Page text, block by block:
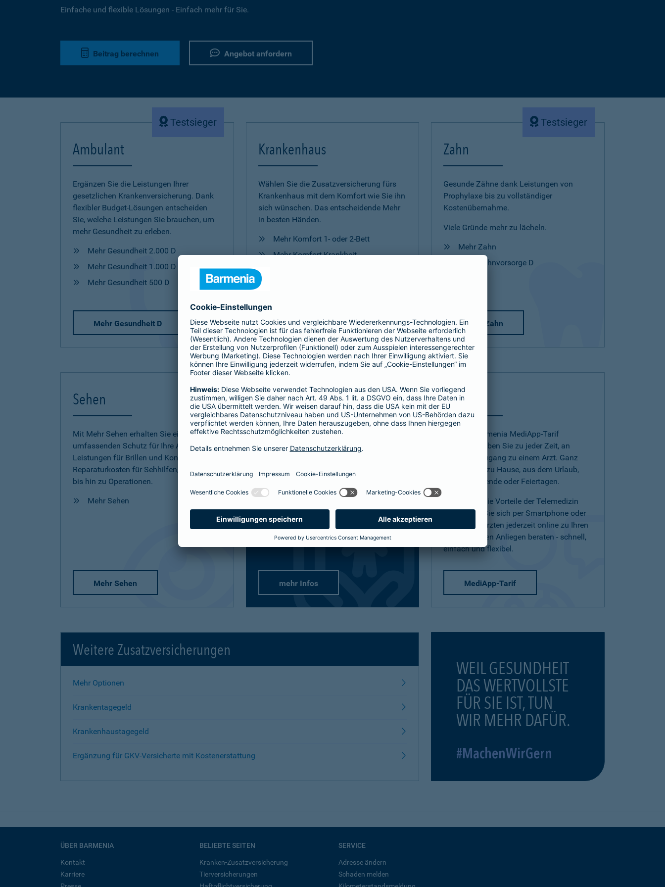
Einfache und flexible Lösungen - Einfach mehr für Sie.
Beitrag berechnen Angebot anfordern
Testsieger
Ambulant
Ergänzen Sie die Leistungen Ihrer
gesetzlichen Krankenversicherung. Dank
flexibler Budget-Lösungen entscheiden
Sie, welche Leistungen Sie brauchen, um
mehr Gesundheit zu erleben.
Mehr Gesundheit 2.000 D
Mehr Gesundheit 1.000 D
Mehr Gesundheit 500 D
Mehr Gesundheit D
Krankenhaus
Wählen Sie die Zusatzversicherung fürs
Krankenhaus mit dem Komfort wie Sie ihn
sich wünschen. Das entscheidende Mehr
in besten Händen.
Mehr Komfort 1- oder 2-Bett
Mehr Komfort Krankheit
Mehr Komfort
Testsieger
Zahn
Gesunde Zähne dank Leistungen von
Prophylaxe bis zu vollständiger
Kostenübernahme.
Viele Gründe mehr zu lächeln.
Mehr Zahn
Mehr Zahnvorsorge D
Mehr Zahn
Sehen
Mit Mehr Sehen erhalten Sie einen
umfassenden Schutz für Ihre Augen inkl.
Leistungen für Brillen und Kontaktlinsen,
Reparaturkosten für Sehhilfen, Vorsorge
bis hin zu Operationen.
Mehr Sehen
Mehr Sehen
Versicherungen für Kinder
Jedes Kind ist einzigartig. Damit es
definitiv den bestmöglichen Schutz
vielfältig und flexibel.
Passend-für-Kinder-Schutz: Wählen Sie
stellen Sie sich gezielt die Produkte
zusammen.
mehr Infos
Telearzt
Mit dem Barmenia MediApp-Tarif
(Telearzt) haben Sie zu jeder Zeit, an
jedem Ort Zugang zu einem Arzt. Ganz
einfach von zu Hause, aus dem Urlaub,
am Wochenende oder Feiertagen.
Nutzen Sie die Vorteile der Telemedizin
und lassen Sie sich per Smartphone oder
Tablet von Ärzten jederzeit online zu Ihren
medizinischen Anliegen beraten - schnell,
einfach und flexibel.
MediApp-Tarif
Weitere Zusatzversicherungen
Mehr Optionen
Krankentagegeld
Krankenhaustagegeld
Ergänzung für GKV-Versicherte mit Kostenerstattung
WEIL GESUNDHEIT
DAS WERTVOLLSTE
FÜR SIE IST, TUN
WIR MEHR DAFÜR.
#MachenWirGern
ÜBER BARMENIA
Kontakt
Karriere
BELIEBTE SEITEN
Kranken-Zusatzversicherung
Tierversicherungen
SERVICE
Adresse ändern
Schaden melden